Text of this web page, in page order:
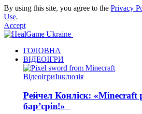
By using this site, you agree to the Privacy
Use.
Accept
ГОЛОВНА
ВІДЕОІГРИ
ВідеоігриІнклюзія
Рейчел Конліск: «Minecraft
бар’єрів!»